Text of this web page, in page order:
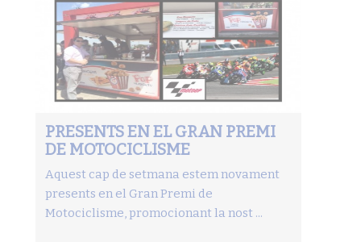
PRESENTS EN EL GRAN PREMI
DE MOTOCICLISME
Aquest cap de setmana estem novament
presents en el Gran Premi de
Motociclisme, promocionant la nost ...